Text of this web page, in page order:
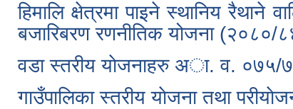
हिमालि क्षेत्रमा पाइने स्थानिय रैथाने
बजारिबरण रणनीतिक योजना (२०८०/
वडा स्तरीय याेजनाहरु अा. व. ०७५/
गाउँपालिका स्तरीय याेजना तथा